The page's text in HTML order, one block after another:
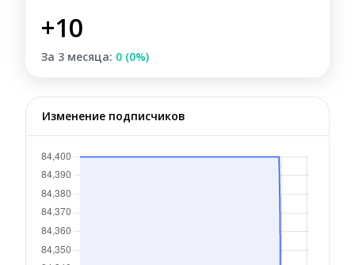
+10
За 3 месяца: 0 (0%)
Изменение подписчиков